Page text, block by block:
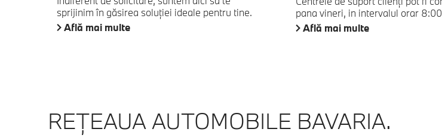
sprijinim în găsirea soluţiei ideale pentru tine.
Află mai multe
pana vineri, in intervalul orar
Află mai multe
REŢEAUA AUTOMOBILE BAVARIA.